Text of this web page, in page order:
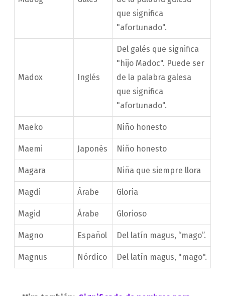
que significa
"afortunado".
Madox Inglés
Del galés que significa
"hijo Madoc". Puede ser
de la palabra galesa
que significa
"afortunado".
Maeko Niño honesto
Maemi Japonés Niño honesto
Magara Niña que siempre llora
Magdi Árabe Gloria
Magid Árabe Glorioso
Magno Español Del latín magus, “mago”.
Magnus Nórdico Del latín magus, "mago".